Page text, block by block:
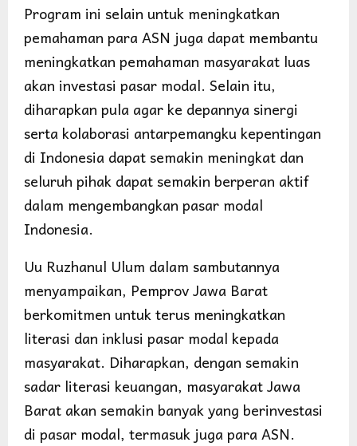
Program ini selain untuk meningkatkan
pemahaman para ASN juga dapat membantu
meningkatkan pemahaman masyarakat luas
akan investasi pasar modal. Selain itu,
diharapkan pula agar ke depannya sinergi
serta kolaborasi antarpemangku kepentingan
di Indonesia dapat semakin meningkat dan
seluruh pihak dapat semakin berperan aktif
dalam mengembangkan pasar modal
Indonesia.
Uu Ruzhanul Ulum dalam sambutannya
menyampaikan, Pemprov Jawa Barat
berkomitmen untuk terus meningkatkan
literasi dan inklusi pasar modal kepada
masyarakat. Diharapkan, dengan semakin
sadar literasi keuangan, masyarakat Jawa
Barat akan semakin banyak yang berinvestasi
di pasar modal, termasuk juga para ASN.